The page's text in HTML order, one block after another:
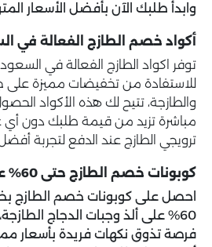
وابدأ طلبك الآن بأفضل الأسعار
أكواد خصم الطازج الفعالة في
توفر اكواد الطازج الفعالة في
للاستفادة من تخفيضات مميزة على
والطازجة، تتيح لك هذه الأكواد
مباشرة تزيد من قيمة طلبك دون أي
ترويجي الطازج عند الدفع لتجربة
كوبونات خصم الطازج حتى 60% على وجبات الدجاج
احصل على كوبونات خصم الطازج
60% على ألذ وجبات الدجاج
فرصة تذوق نكهات فريدة بأسعار